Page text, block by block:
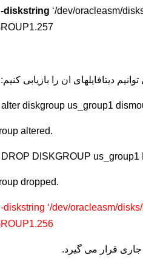
-diskstring ‘/dev/oracleasm/
diskgroup us_group1
altered.
DROP DISKGROUP
dropped.
diskstring ‘/dev/oracleasm/